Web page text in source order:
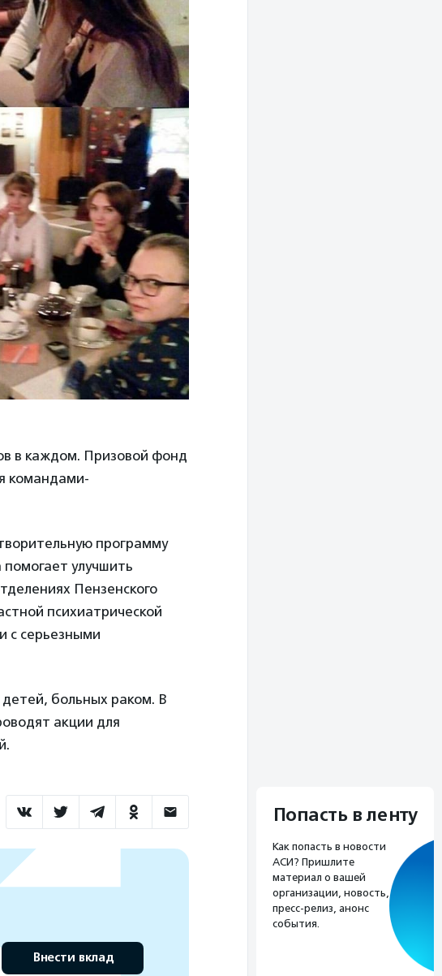
в каждом. Призовой фонд
командами-
программу
улучшить
Пензенского
психиатрической
с серьезными
больных раком. В
акции для
Внести вклад
Попасть в ленту
Как попасть в новости
АСИ? Пришлите
материал о вашей
организации, новость,
пресс-релиз, анонс
события.